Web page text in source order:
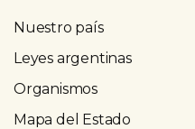
Nuestro país
Leyes argentinas
Organismos
Mapa del Estado